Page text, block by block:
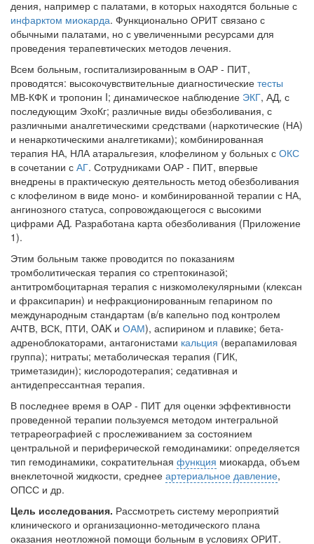
дения, например с палатами, в которых находятся больные с
инфарктом миокарда. Функционально ОРИТ связано с
обычными палатами, но с уве­личенными ресурсами для
проведения терапевтических методов лечения.
Всем больным, госпитализированным в ОАР - ПИТ,
проводятся: вы­сокочувствительные диагностические тесты
МВ-КФК и тропонин I; дина­мическое наблюдение ЭКГ, АД, с
последующим ЭхоКг; различные виды обезболивания, с
различными аналгетическими средствами (наркотичес­кие (НА)
и ненаркотическими аналгетиками); комбинированная
терапия НА, НЛА атаральгезия, клофелином у больных с ОКС
в сочетании с АГ. Сотрудниками ОАР - ПИТ, впервые
внедрены в практическую деятель­ность метод обезболивания
с клофелином в виде моно- и комбинирован­ной терапии с НА,
ангинозного статуса, сопровождающегося с высокими
цифрами АД. Разработана карта обезболивания (Приложение
1).
Этим больным также проводится по показаниям
тромболитическая терапия со стрептокиназой;
антитромбоцитарная терапия с низкомолекулярными (клексан
и фраксипарин) и нефракционированным гепарином по
международным стандартам (в/в капельно под контролем
АЧТВ, ВСК, ПТИ, OAK и ОАМ), аспирином и плавике; бета-
адреноблокаторами, антагонистами кальция (верапамиловая
группа); нитраты; метабо­лическая терапия (ГИК,
триметазидин); кислородотерапия; седативная и
антидепрессантная терапия.
В последнее время в ОАР - ПИТ для оценки эффективности
проведен­ной терапии пользуемся методом интегральной
тетрареографией с просле­живанием за состоянием
центральной и периферической гемодинамики: определяется
тип гемодинамики, сократительная функция миокарда, объ­ем
внеклеточной жидкости, среднее артериальное давление,
ОПСС и др.
Цель исследования. Рассмотреть систему мероприятий
клиническо­го и организационно-методического плана
оказания неотложной помощи больным в условиях ОРИТ.